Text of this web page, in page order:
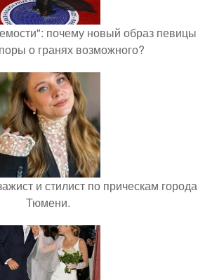
почему новый образ певицы
о гранях возможного?
и стилист по прическам города
Тюмени.